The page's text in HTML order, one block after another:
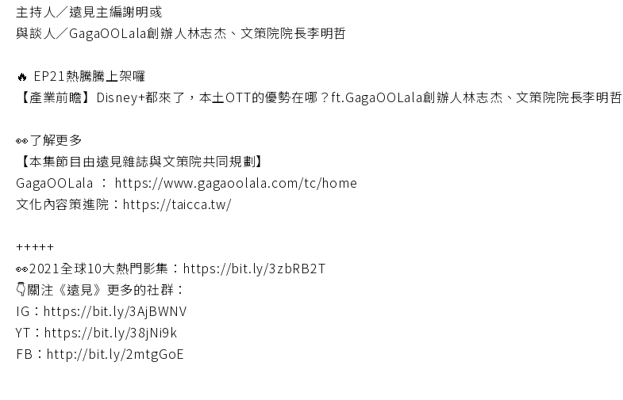
主持人／遠見主編謝明彧
與談人／GagaOOLala創辦人林志杰、文策院院長李明哲
🔥 EP21熱騰騰上架囉
【產業前瞻】Disney+都來了，本土OTT的優勢在哪？ft.GagaOOLala創辦人林志杰、文策院院長李明哲
👀了解更多
【本集節目由遠見雜誌與文策院共同規劃】
GagaOOLala ： https://www.gagaoolala.com/tc/home
文化內容策進院：https://taicca.tw/
+++++
👀2021全球10大熱門影集：https://bit.ly/3zbRB2T
👇關注《遠見》更多的社群：
IG：https://bit.ly/3AjBWNV
YT：https://bit.ly/38jNi9k
FB：http://bit.ly/2mtgGoE